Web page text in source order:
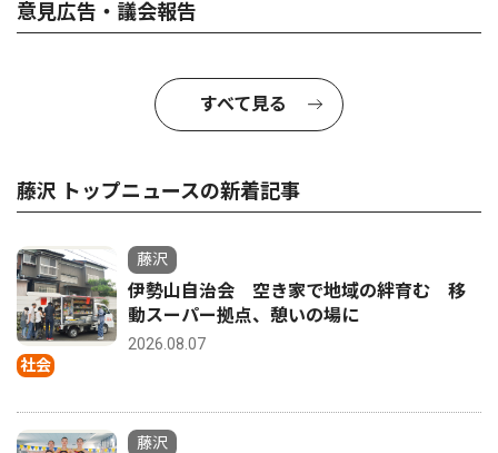
意見広告・議会報告
すべて見る
藤沢 トップニュースの新着記事
社会
藤沢
伊勢山自治会 空き家で地域の絆育む 移
動スーパー拠点、憩いの場に
2026.08.07
藤沢